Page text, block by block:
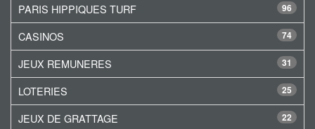
96
PARIS HIPPIQUES TURF
74
CASINOS
31
JEUX REMUNERES
25
LOTERIES
22
JEUX DE GRATTAGE